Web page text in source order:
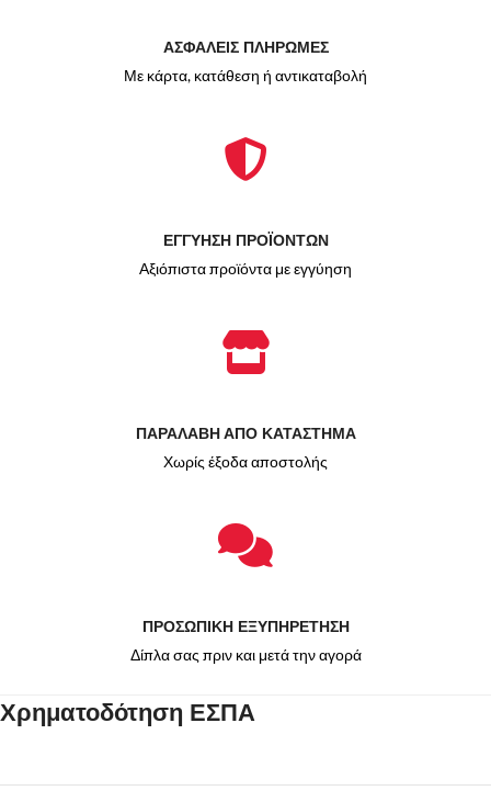
ΑΣΦΑΛΕΙΣ ΠΛΗΡΩΜΕΣ
Με κάρτα, κατάθεση ή αντικαταβολή
ΕΓΓΥΗΣΗ ΠΡΟΪΟΝΤΩΝ
Αξιόπιστα προϊόντα με εγγύηση
ΠΑΡΑΛΑΒΗ ΑΠΟ ΚΑΤΑΣΤΗΜΑ
Χωρίς έξοδα αποστολής
ΠΡΟΣΩΠΙΚΗ ΕΞΥΠΗΡΕΤΗΣΗ
Δίπλα σας πριν και μετά την αγορά
Χρηματοδότηση ΕΣΠΑ